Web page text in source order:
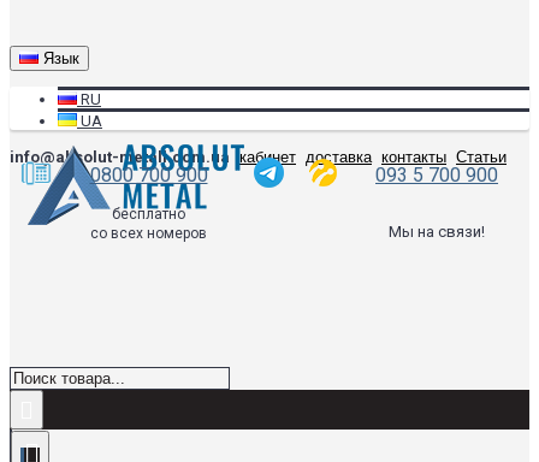
Язык
RU
UA
info@absolut-metall.com.ua
кабинет доставка контакты Статьи
0800 700 900 093 5 700 900
бесплатно
со всех номеров
Мы на связи!